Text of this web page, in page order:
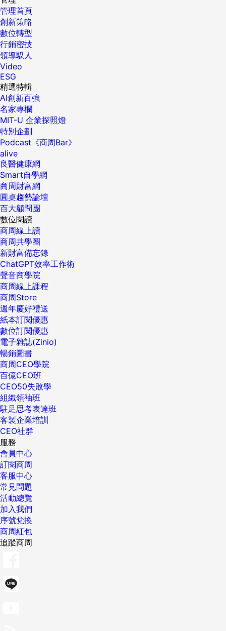
管理首頁
創新策略
數位轉型
行銷密技
領導馭人
Video
ESG
精選特輯
AI創新百強
名家專欄
MIT-U 企業探照燈
特別企劃
Podcast《商周Bar》
alive
良醫健康網
Smart自學網
商周財富網
圓桌趨勢論壇
百大顧問團
數位閱讀
商周線上讀
商周共學圈
新財富備忘錄
ChatGPT效率工作術
聲音商學院
商周線上課程
商周Store
週年慶好禮送
紙本訂閱優惠
數位訂閱優惠
電子雜誌(Zinio)
暢銷圖書
商周CEO學院
百億CEO班
CEO50失敗學
組織領袖班
駐足思考表達班
客製企業培訓
CEO社群
服務
會員中心
訂閱商周
客服中心
常見問題
活動總覽
加入我們
序號兌換
商周紅包
追蹤商周